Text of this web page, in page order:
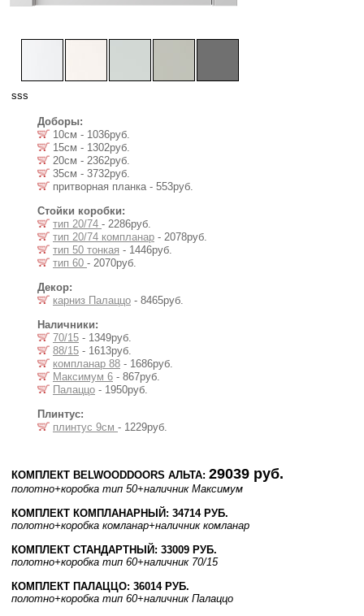
sss
Доборы:
10см - 1036руб.
15см - 1302руб.
20см - 2362руб.
35см - 3732руб.
притворная планка - 553руб.
Стойки коробки:
тип 20/74 - 2286руб.
тип 20/74 компланар - 2078руб.
тип 50 тонкая - 1446руб.
тип 60 - 2070руб.
Декор:
карниз Палаццо - 8465руб.
Наличники:
70/15 - 1349руб.
88/15 - 1613руб.
компланар 88 - 1686руб.
Максимум 6 - 867руб.
Палаццо - 1950руб.
Плинтус:
плинтус 9см - 1229руб.
КОМПЛЕКТ BELWOODDOORS АЛЬТА: 29039 руб.
полотно+коробка тип 50+наличник Максимум
КОМПЛЕКТ КОМПЛАНАРНЫЙ: 34714 РУБ.
полотно+коробка комланар+наличник комланар
КОМПЛЕКТ СТАНДАРТНЫЙ: 33009 РУБ.
полотно+коробка тип 60+наличник 70/15
КОМПЛЕКТ ПАЛАЦЦО: 36014 РУБ.
полотно+коробка тип 60+наличник Палаццо